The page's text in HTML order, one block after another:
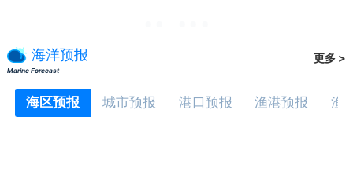
海洋预报
Marine Forecast
更多 >
海区预报 城市预报 港口预报 渔港预报 渔